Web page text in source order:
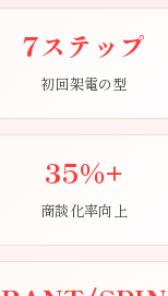
7ステップ
初回架電の型
35%+
商談化率向上